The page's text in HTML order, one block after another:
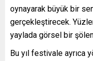
oynayarak büyük bir
gerçekleştirecek.
yaylada görsel bir
Bu yıl festivale ayrıca